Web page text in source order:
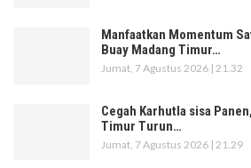
Manfaatkan Momentum
Buay Madang Timur…
Jumat, 7 Agustus 2026 | 21.32
Cegah Karhutla sisa
Timur Turun…
Jumat, 7 Agustus 2026 | 21.29